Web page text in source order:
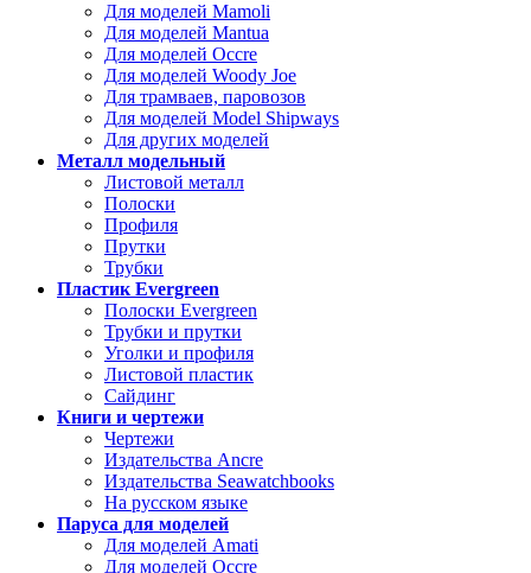
Для моделей Mamoli
Для моделей Mantua
Для моделей Occre
Для моделей Woody Joe
Для трамваев, паровозов
Для моделей Model Shipways
Для других моделей
Металл модельный
Листовой металл
Полоски
Профиля
Прутки
Трубки
Пластик Evergreen
Полоски Evergreen
Трубки и прутки
Уголки и профиля
Листовой пластик
Сайдинг
Книги и чертежи
Чертежи
Издательства Ancre
Издательства Seawatchbooks
На русском языке
Паруса для моделей
Для моделей Amati
Для моделей Occre